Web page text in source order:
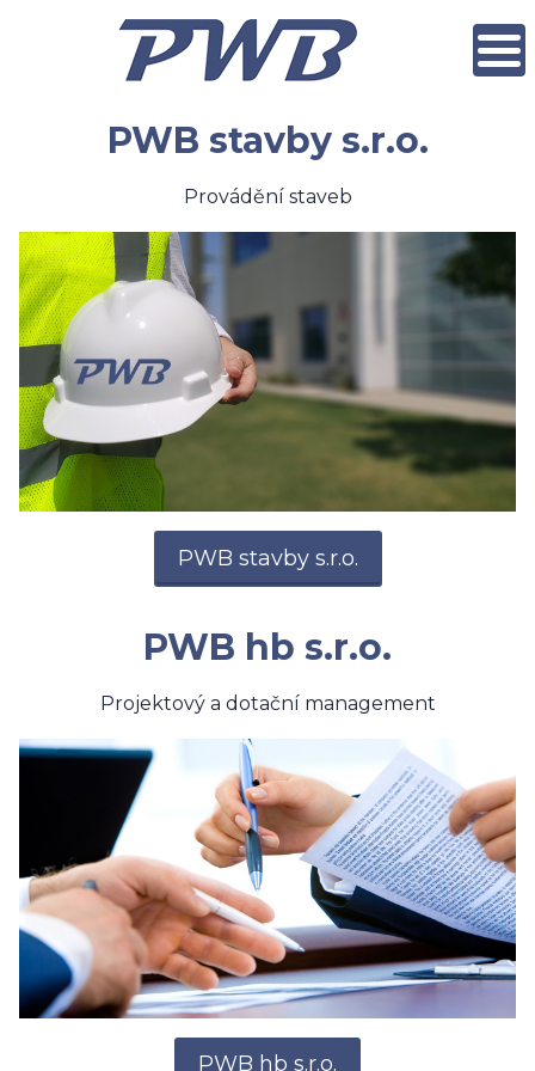
PWB stavby s.r.o.
Provádění staveb
PWB stavby s.r.o.
PWB hb s.r.o.
Projektový a dotační management
PWB hb s.r.o.